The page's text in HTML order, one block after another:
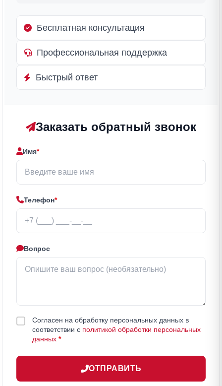
Бесплатная консультация
Профессиональная поддержка
Быстрый ответ
Заказать обратный звонок
Имя*
Телефон*
Вопрос
Согласен на обработку персональных данных в
соответствии с политикой обработки персональных
данных *
ОТПРАВИТЬ